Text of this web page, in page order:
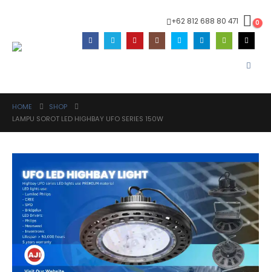
+62 812 688 80 471 0
HOME
SHOP
LAMPU SOROT LED HIGHBAY UFO SERIES 150W